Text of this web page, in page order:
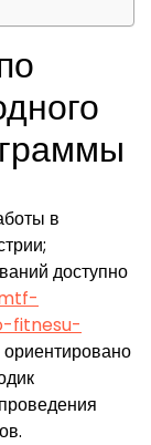
в
доступно
fitnesu-